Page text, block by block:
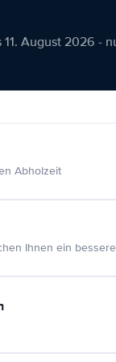
August 2026 -
Abholzeit
Ihnen ein